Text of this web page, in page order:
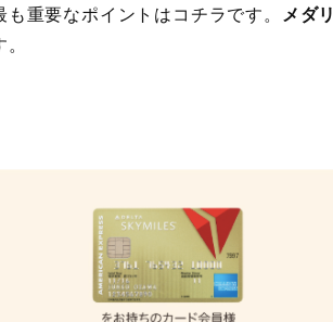
も重要なポイントはコチラです。 メダ